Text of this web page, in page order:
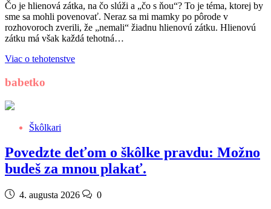
Čo je hlienová zátka, na čo slúži a „čo s ňou“? To je téma, ktorej by
sme sa mohli povenovať. Neraz sa mi mamky po pôrode v
rozhovoroch zverili, že „nemali“ žiadnu hlienovú zátku. Hlienovú
zátku má však každá tehotná…
Viac o tehotenstve
babetko
Škôlkari
Povedzte deťom o škôlke pravdu: Možno
budeš za mnou plakať.
4. augusta 2026
0